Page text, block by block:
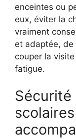
enceintes ou
eux, éviter la
vraiment
et adaptée, de
couper la
fatigue.
Sécurité